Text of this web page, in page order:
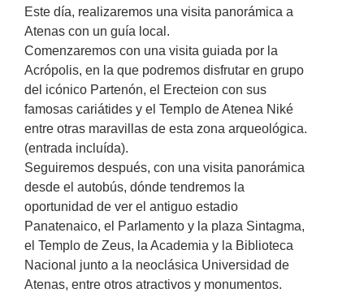
Este día, realizaremos una visita panorámica a
Atenas con un guía local.
Comenzaremos con una visita guiada por la
Acrópolis, en la que podremos disfrutar en grupo
del icónico Partenón, el Erecteion con sus
famosas cariátides y el Templo de Atenea Niké
entre otras maravillas de esta zona arqueológica.
(entrada incluída).
Seguiremos después, con una visita panorámica
desde el autobús, dónde tendremos la
oportunidad de ver el antiguo estadio
Panatenaico, el Parlamento y la plaza Sintagma,
el Templo de Zeus, la Academia y la Biblioteca
Nacional junto a la neoclásica Universidad de
Atenas, entre otros atractivos y monumentos.